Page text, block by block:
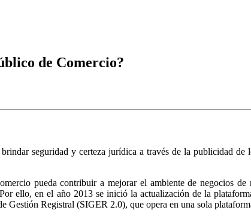
de Comercio?
seguridad y certeza jurídica a través de la publicidad
pueda contribuir a mejorar el ambiente de negocios
ello, en el año 2013 se inició la actualización de la
Gestión Registral (SIGER 2.0), que opera en una sola